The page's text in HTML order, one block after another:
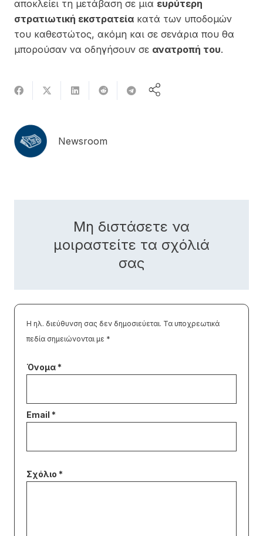
αποκλείει τη μετάβαση σε μια ευρύτερη
στρατιωτική εκστρατεία κατά των υποδομών
του καθεστώτος, ακόμη και σε σενάρια που θα
μπορούσαν να οδηγήσουν σε ανατροπή του.
Newsroom
Μη διστάσετε να
μοιραστείτε τα σχόλιά
σας
Η ηλ. διεύθυνση σας δεν δημοσιεύεται. Τα υποχρεωτικά
πεδία σημειώνονται με *